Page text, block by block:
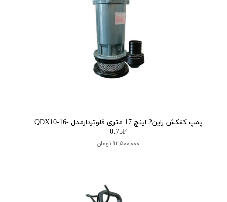
پمپ کفکش راین2 اینچ 17 متری فلوتردارمدل QDX10-16-
0.75F
۱۲,۵۰۰,۰۰۰ تومان